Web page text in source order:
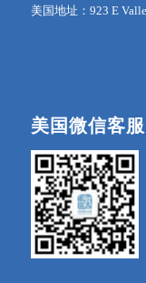
美国地址：923 E
美国微信客服